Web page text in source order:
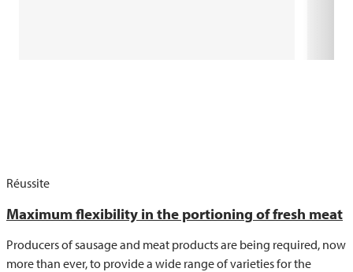
Réussite
Maximum flexibility in the portioning of fresh meat
Producers of sausage and meat products are being required, now
more than ever, to provide a wide range of varieties for the